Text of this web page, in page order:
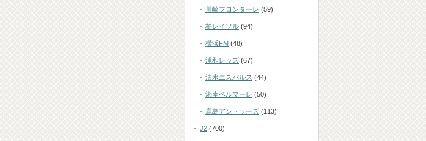
川崎フロンターレ (59)
柏レイソル (94)
横浜FM (48)
浦和レッズ (67)
清水エスパルス (44)
湘南ベルマーレ (50)
鹿島アントラーズ (113)
J2 (700)